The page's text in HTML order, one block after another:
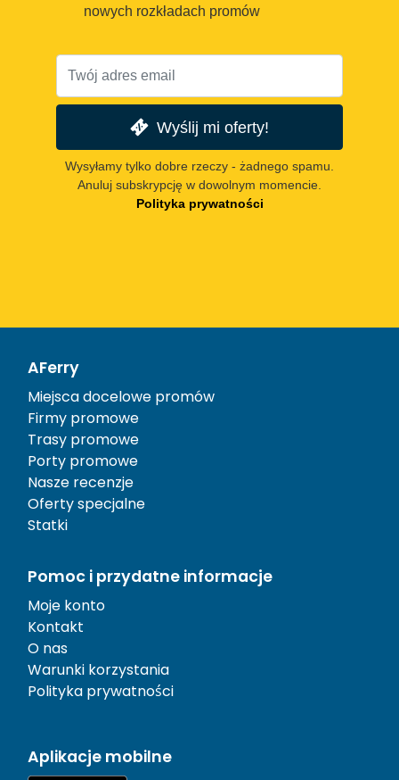
nowych rozkładach promów
Wyślij mi oferty!
Wysyłamy tylko dobre rzeczy - żadnego spamu.
Anuluj subskrypcję w dowolnym momencie.
Polityka prywatności
AFerry
Miejsca docelowe promów
Firmy promowe
Trasy promowe
Porty promowe
Nasze recenzje
Oferty specjalne
Statki
Pomoc i przydatne informacje
Moje konto
Kontakt
O nas
Warunki korzystania
Polityka prywatności
Aplikacje mobilne